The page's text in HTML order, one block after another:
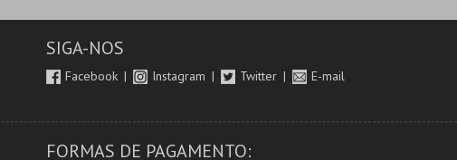
SIGA-NOS
Facebook Instagram Twitter E-mail
FORMAS DE PAGAMENTO: